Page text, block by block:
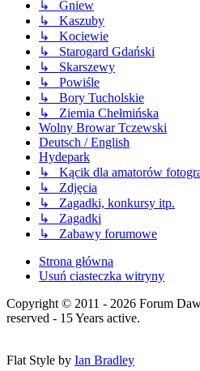
↳ Gniew
↳ Kaszuby
↳ Kociewie
↳ Starogard Gdański
↳ Skarszewy
↳ Powiśle
↳ Bory Tucholskie
↳ Ziemia Chełmińska
Wolny Browar Tczewski
Deutsch / English
Hydepark
↳ Kącik dla amatorów
↳ Zdjęcia
↳ Zagadki, konkursy itp.
↳ Zagadki
↳ Zabawy forumowe
Strona główna
Usuń ciasteczka witryny
Copyright © 2011 - 2026 Forum
reserved - 15 Years active.
Flat Style by Ian Bradley